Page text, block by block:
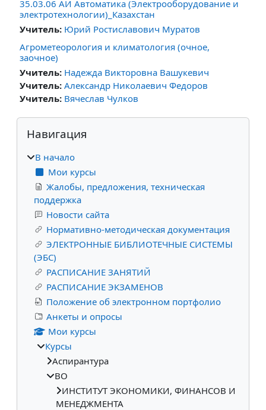
35.03.06 АИ Автоматика (Электрооборудование и
электротехнологии)_Казахстан
Учитель: Юрий Ростиславович Муратов
Агрометеорология и климатология (очное,
заочное)
Учитель: Надежда Викторовна Вашукевич
Учитель: Александр Николаевич Федоров
Учитель: Вячеслав Чулков
Блоки
Пропустить Навигация
Навигация
В начало
Мои курсы
Жалобы, предложения, техническая
поддержка
Новости сайта
Нормативно-методическая документация
ЭЛЕКТРОННЫЕ БИБЛИОТЕЧНЫЕ СИСТЕМЫ
(ЭБС)
РАСПИСАНИЕ ЗАНЯТИЙ
РАСПИСАНИЕ ЭКЗАМЕНОВ
Положение об электронном портфолио
Анкеты и опросы
Мои курсы
Курсы
Аспирантура
ВО
ИНСТИТУТ ЭКОНОМИКИ, ФИНАНСОВ И
МЕНЕДЖМЕНТА